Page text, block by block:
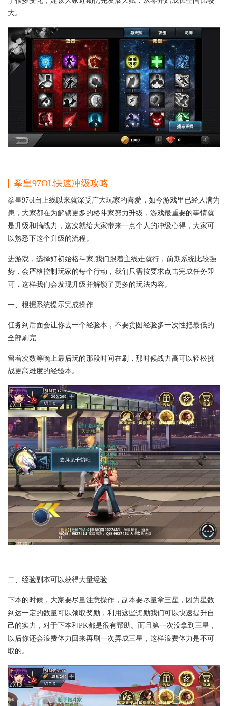
大。
拳皇97OL快速冲级攻略
拳皇97ol自上线以来就深受广大玩家的喜爱，如今游戏里已经人满为
患，大家都在为解锁更多的格斗家努力升级，游戏最重要的事情就
是升级和搞战力，这次就给大家带来一点个人的冲级心得，大家可
以熟悉下这个升级的流程。
进游戏，选择好初始格斗家,我们跟着主线走就行，前期系统比较强
势，会严格控制玩家的每个行动，我们只需按要求点击完成任务即
可，这样我们会发现升级并解锁了更多的玩法内容。
一、根据系统提示完成操作
任务到后面会让你去一个经验本，不要贪图经验多一次性把最低的
全部刷完
留着次数等晚上最后玩的那段时间在刷，那时候战力高可以轻松挑
战更高难度的经验本。
二、经验副本可以获得大量经验
下本的时候，大家要尽量注意操作，副本要尽量拿三星，因为星数
到达一定的数量可以领取奖励，利用这些奖励我们可以快速提升自
己的实力，对于下本和PK都是很有帮助。而且第一次没拿到三星，
以后你还会浪费体力回来再刷一次弄成三星，这样浪费体力是不可
取的。